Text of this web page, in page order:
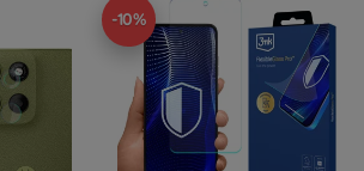
-10%